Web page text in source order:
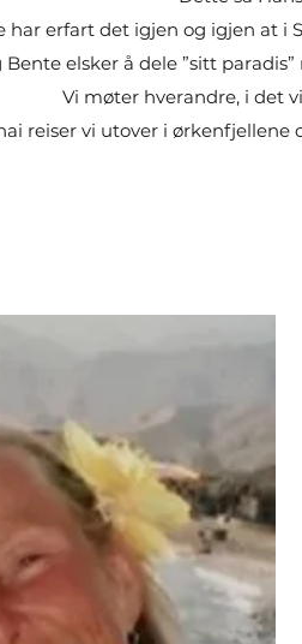
har erfart det igjen og igjen at i
Bente elsker å dele ”sitt
Vi møter hverandre, i det
reiser vi utover i